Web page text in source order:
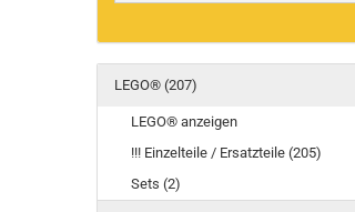
LEGO® (207)
LEGO® anzeigen
!!! Einzelteile / Ersatzteile (205)
Sets (2)